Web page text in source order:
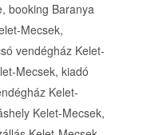
booking Baranya
Mecsek,
vendégház Kelet-
Mecsek, kiadó
Kelet-
Kelet-Mecsek,